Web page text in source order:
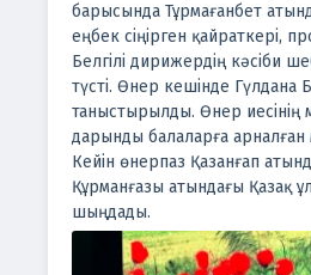
барысында Тұрмағанбет
еңбек сіңірген қайраткері,
Белгілі дирижердің кәсіби
түсті. Өнер кешінде Гүлдана
таныстырылды. Өнер
дарынды балаларға
Кейін өнерпаз Қазанғап
Құрманғазы атындағы Қазақ
шыңдады.